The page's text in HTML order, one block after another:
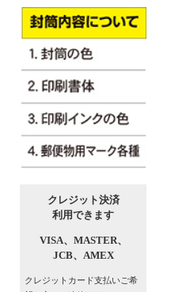
クレジット決済
利用できます
VISA、 MASTER、
JCB、 AMEX
クレジットカード支払いご希